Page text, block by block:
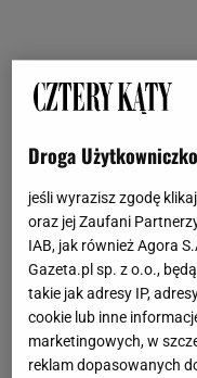
Droga
jeśli wyrazisz zgodę
oraz jej Zaufani
IAB, jak również Agora
Gazeta.pl sp. z o.o.,
takie jak adresy IP,
cookie lub inne
marketingowych, w
reklam dopasowanych